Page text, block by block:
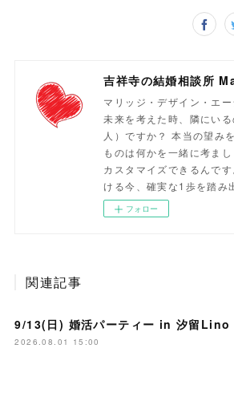
マリッジ・デザイン・エ
未来を考えた時、隣にい
人）ですか？ 本当の望み
ものは何かを一緒に考ま
カスタマイズできるんで
ける今、確実な1歩を踏み
フォロー
関連記事
9/13(日) 婚活パーティー in 汐留Lino
2026.08.01 15:00